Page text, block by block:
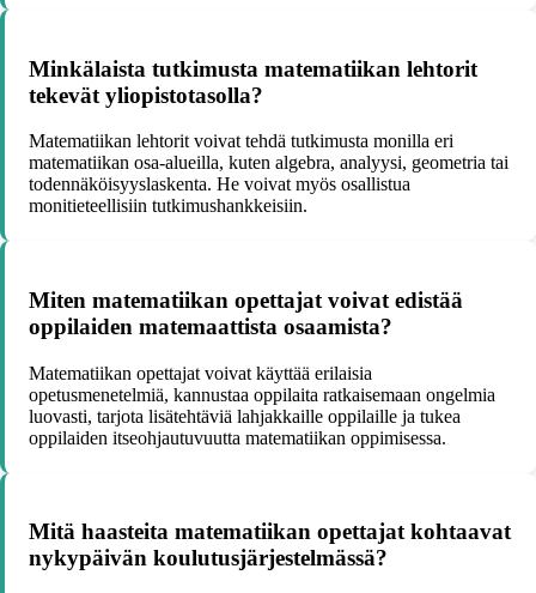
Minkälaista tutkimusta matematiikan lehtorit
tekevät yliopistotasolla?
Matematiikan lehtorit voivat tehdä tutkimusta monilla eri
matematiikan osa-alueilla, kuten algebra, analyysi, geometria tai
todennäköisyyslaskenta. He voivat myös osallistua
monitieteellisiin tutkimushankkeisiin.
Miten matematiikan opettajat voivat edistää
oppilaiden matemaattista osaamista?
Matematiikan opettajat voivat käyttää erilaisia
opetusmenetelmiä, kannustaa oppilaita ratkaisemaan ongelmia
luovasti, tarjota lisätehtäviä lahjakkaille oppilaille ja tukea
oppilaiden itseohjautuvuutta matematiikan oppimisessa.
Mitä haasteita matematiikan opettajat kohtaavat
nykypäivän koulutusjärjestelmässä?